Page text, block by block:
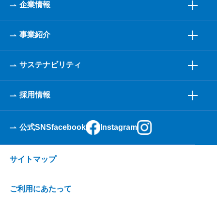
企業情報
事業紹介
サステナビリティ
採用情報
公式SNSfacebook Instagram
サイトマップ
ご利用にあたって